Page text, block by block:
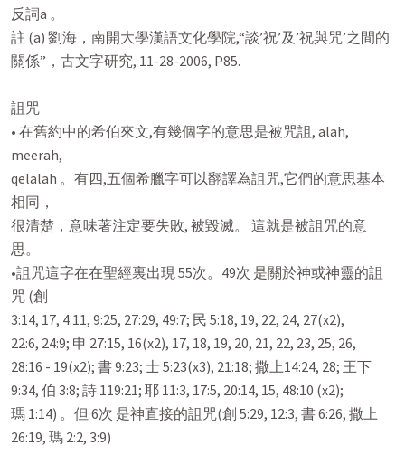
反詞a 。
註 (a) 劉海，南開大學漢語文化學院,“談’祝’及’祝與咒’之間的
關係”，古文字研究, 11-28-2006, P85.
詛咒
• 在舊約中的希伯來文,有幾個字的意思是被咒詛, alah,
meerah,
qelalah 。有四,五個希臘字可以翻譯為詛咒,它們的意思基本
相同，
很清楚，意味著注定要失敗, 被毀滅。 這就是被詛咒的意
思。
•詛咒這字在在聖經裏出現 55次。49次 是關於神或神靈的詛
咒 (創
3:14, 17, 4:11, 9:25, 27:29, 49:7; 民 5:18, 19, 22, 24, 27(x2),
22:6, 24:9; 申 27:15, 16(x2), 17, 18, 19, 20, 21, 22, 23, 25, 26,
28:16 - 19(x2); 書 9:23; 士 5:23(x3), 21:18; 撒上14:24, 28; 王下
9:34, 伯 3:8; 詩 119:21; 耶 11:3, 17:5, 20:14, 15, 48:10 (x2);
瑪 1:14) 。但 6次 是神直接的詛咒(創 5:29, 12:3, 書 6:26, 撒上
26:19, 瑪 2:2, 3:9)